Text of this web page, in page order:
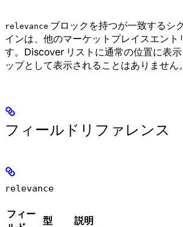
relevance ブロックを持つが一致するシ
インは、他のマーケットプレイスエント
す。Discover リストに通常の位置に表
ップとして表示されることはありません。
フィールドリファレンス
relevance
フィー
型 説明